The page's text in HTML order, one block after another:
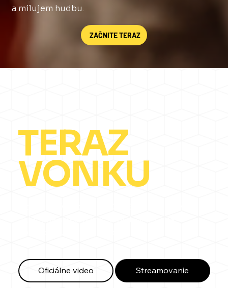
a milujem hudbu.
ZAČNITE TERAZ
TERAZ
VONKU
Oficiálne video Streamovanie